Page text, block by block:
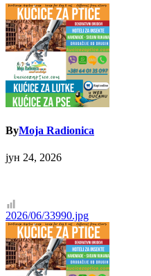
ByMoja Radionica
јун 24, 2026
Кретање
чланка
2026/06/33990.jpg